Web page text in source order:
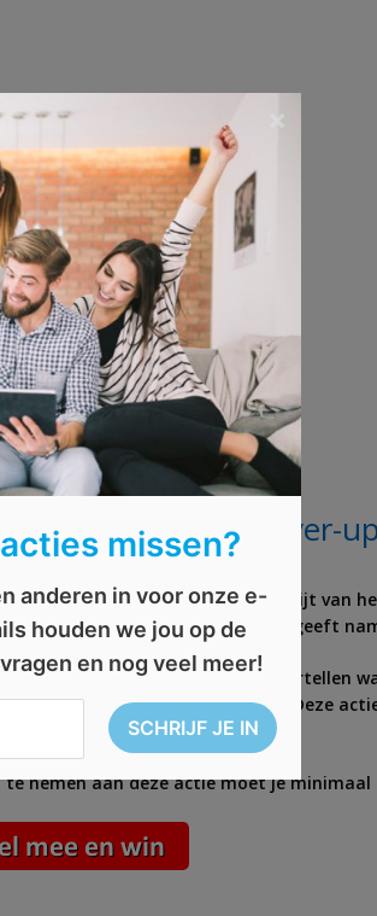
Win een cover-
tattoeage waar je enorm veel spijt van
goed nieuws voor jou! Veronica geeft
te maken op deze prijs moet je vertellen
wat je anders graag zou willen. Deze
te nemen aan deze actie moet je minimaal
missen?
anderen in voor onze e-
houden we jou op de
en nog veel meer!
×